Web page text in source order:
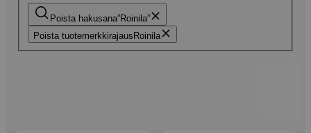
Poista hakusana Roinila
Poista tuotemerkkirajaus Roinila